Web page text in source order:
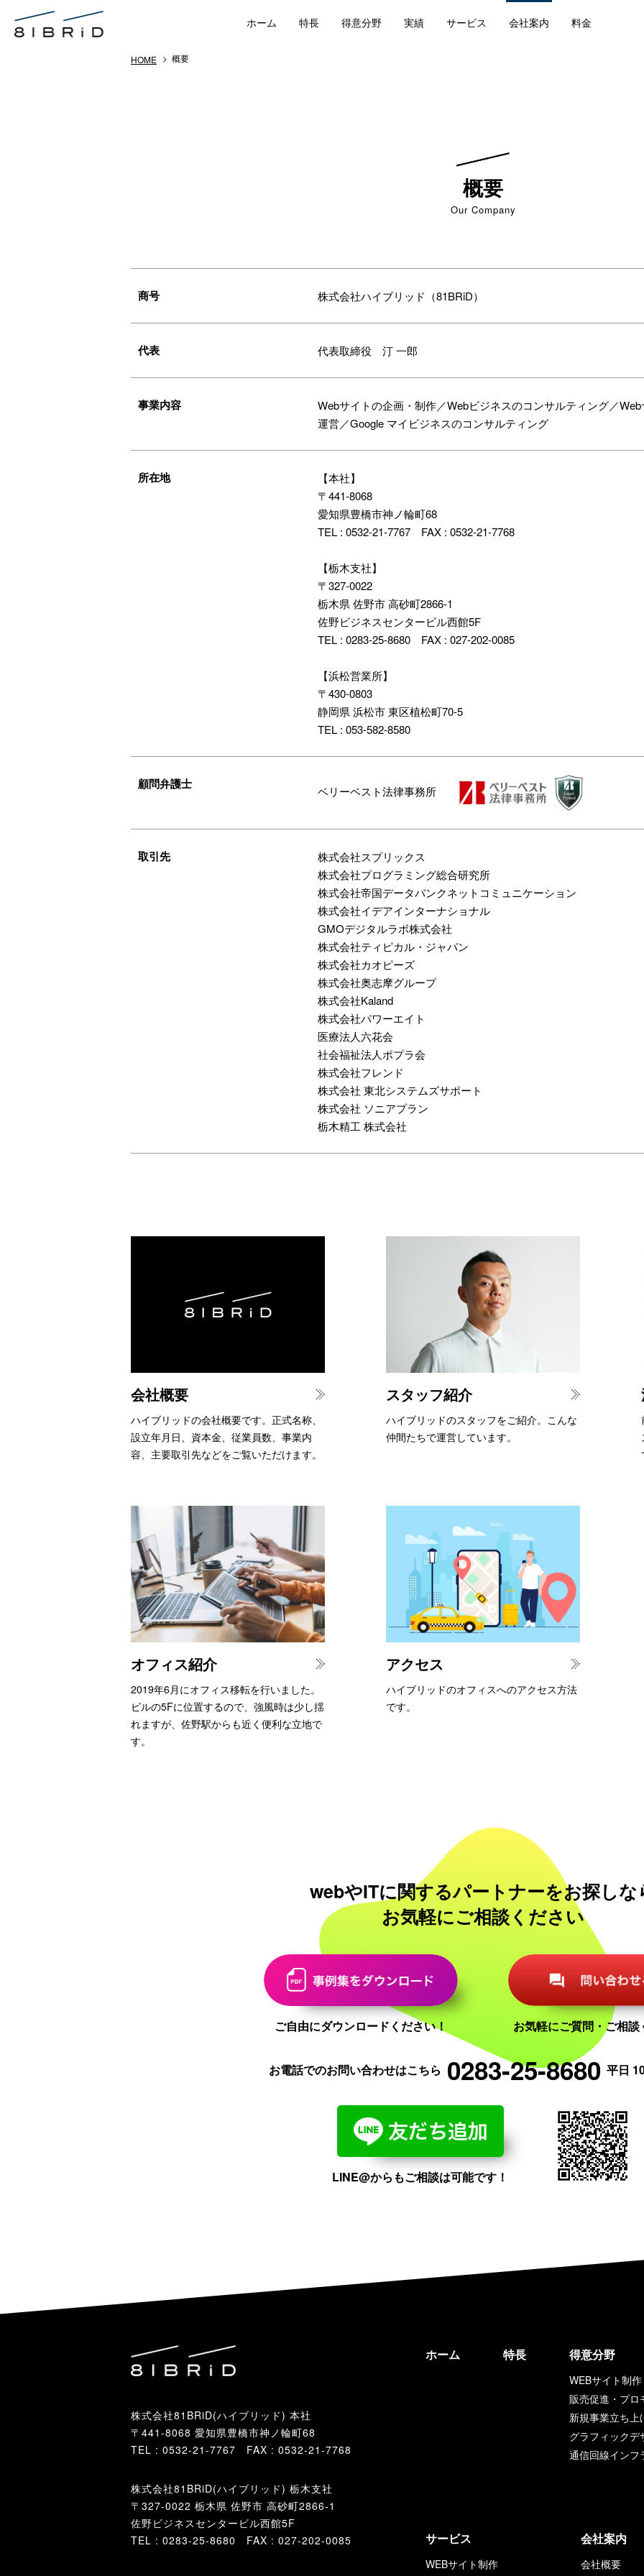
ホーム 特長 得意分野 実績 サービス 会社案内 料金
HOME > 概要
概要
Our Company
商号 株式会社ハイブリッド（81BRiD）
代表 代表取締役 汀 一郎
事業内容
Webサイトの企画・制作／Webビジネスのコンサルティング／
運営／Google マイビジネスのコンサルティング
所在地
【本社】
〒441-8068
愛知県豊橋市神ノ輪町68
TEL : 0532-21-7767 FAX : 0532-21-7768
【栃木支社】
〒327-0022
栃木県 佐野市高砂町2866-1
佐野ビジネスセンタービル西館5F
TEL : 0283-25-8680 FAX : 027-202-0085
【浜松営業所】
〒430-0803
静岡県 浜松市東区植松町70-5
TEL : 053-582-8580
顧問弁護士 ベリーベスト法律事務所
取引先
株式会社スプリックス
株式会社プログラミング総合研究所
株式会社帝国データバンクネットコミュニケーション
株式会社イデアインターナショナル
GMOデジタルラボ株式会社
株式会社ティピカル・ジャパン
株式会社カオピーズ
株式会社奥志摩グループ
株式会社Kaland
株式会社パワーエイト
医療法人六花会
社会福祉法人ポプラ会
株式会社フレンド
株式会社 東北システムズサポート
株式会社 ソニアプラン
栃木精工 株式会社
会社概要
ハイブリッドの会社概要です。正式名称、
設立年月日、資本金、従業員数、事業内
容、主要取引先などをご覧いただけます。
スタッフ紹介
ハイブリッドのスタッフをご紹介。こんな
仲間たちで運営しています。
オフィス紹介
2019年6月にオフィス移転を行いました。
ビルの5Fに位置するので、強風時は少し揺
れますが、佐野駅からも近く便利な立地で
す。
アクセス
ハイブリッドのオフィスへのアクセス方法
です。
webやITに関するパートナーをお探しな
お気軽にご相談ください
ご自由にダウンロードください！ お気軽にご質問・ご相談
お電話でのお問い合わせはこちら 0283-25-8680 平日
LINE@からもご相談は可能です！
株式会社81BRiD(ハイブリッド) 本社
〒441-8068 愛知県豊橋市神ノ輪町68
TEL : 0532-21-7767 FAX : 0532-21-7768
株式会社81BRiD(ハイブリッド) 栃木支社
〒 327-0022 栃木県 佐野市 高砂町2866-1
佐野ビジネスセンタービル西館5F
TEL : 0283-25-8680 FAX : 027-202-0085
ホーム 特長 得意分野
WEBサイト制作
販売促進・プロ
新規事業立ち上
グラフィックデ
通信回線インフ
サービス
WEBサイト制作
会社案内
会社概要